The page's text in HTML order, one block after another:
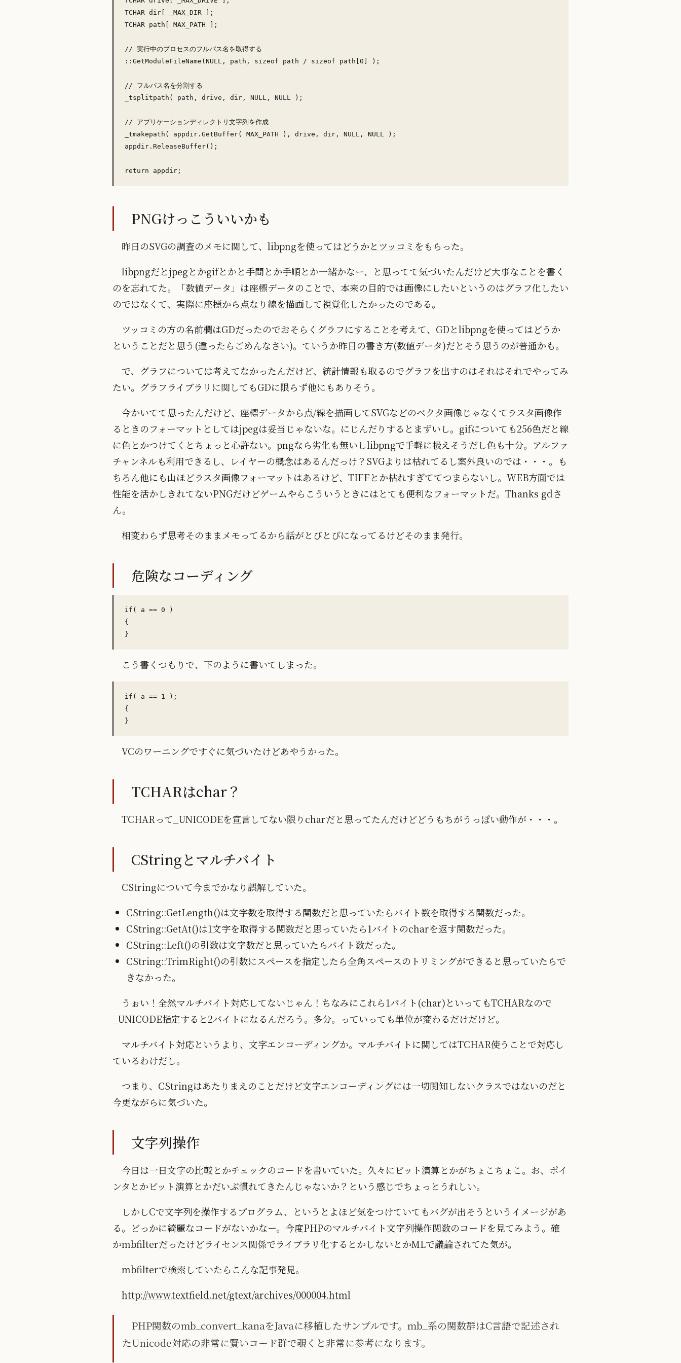
TCHAR dir[ _MAX_DIR ];
TCHAR path[ MAX_PATH ];
// 実行中のプロセスのフルパス名を取得する
::GetModuleFileName(NULL, path, sizeof path / sizeof path[0] );
// フルパス名を分割する
_tsplitpath( path, drive, dir, NULL, NULL );
// アプリケーションディレクトリ文字列を作成
_tmakepath( appdir.GetBuffer( MAX_PATH ), drive, dir, NULL, NULL );
appdir.ReleaseBuffer();
PNGけっこういいかも
昨日のSVGの調査のメモに関して、 libpngを使ってはどうかとツッコミ をもらった。
libpngだとjpegとかgifとかと手間とか手順とか一緒かなー、と思ってて気づいたんだけど大事なことを書く
のを忘れてた。「数値データ」は座標データのことで、本来の目的では画像にしたいというのはグラフ化したい
のではなくて、実際に座標から点なり線を描画して視覚化したかったのである。
ツッコミの方の名前欄はGDだったのでおそらくグラフにすることを考えて、GDとlibpngを使ってはどうか
ということだと思う(違ったらごめんなさい)。ていうか昨日の書き方(数値データ)だとそう思うのが普通かも。
で、グラフについては考えてなかったんだけど、統計情報も取るのでグラフを出すのはそれはそれでやってみ
たい。グラフライブラリに関してもGDに限らず他にもありそう。
今かいてて思ったんだけど、座標データから点/線を描画してSVGなどのベクタ画像じゃなくてラスタ画像作
るときのフォーマットとしてはjpegは妥当じゃないな。にじんだりするとまずいし。gifについても256色だと線
に色とかつけてくとちょっと心許ない。pngなら劣化も無いしlibpngで手軽に扱えそうだし色も十分。アルファ
チャンネルも利用できるし、レイヤーの概念はあるんだっけ？SVGよりは枯れてるし案外良いのでは・・・。も
ちろん他にも山ほどラスタ画像フォーマットはあるけど、TIFFとか枯れすぎててつまらないし。WEB方面では
性能を活かしきれてないPNGだけどゲームやらこういうときにはとても便利なフォーマットだ。Thanks gdさ
ん。
相変わらず思考そのままメモってるから話がとびとびになってるけどそのまま発行。
危険なコーディング
if( a == 0 )
{
こう書くつもりで、下のように書いてしまった。
if( a == 1 );
{
VCのワーニングですぐに気づいたけどあやうかった。
TCHARはchar？
TCHARって_UNICODEを宣言してない限りcharだと思ってたんだけどどうもちがうっぽい動作が・・・。
CStringとマルチバイト
CStringについて今までかなり誤解していた。
CString::GetLength()は文字数を取得する関数だと思っていたらバイト数を取得する関数だった。
CString::GetAt()は1文字を取得する関数だと思っていたら1バイトのcharを返す関数だった。
CString::Left()の引数は文字数だと思っていたらバイト数だった。
CString::TrimRight()の引数にスペースを指定したら全角スペースのトリミングができると思っていたらで
きなかった。
うぉい！全然マルチバイト対応してないじゃん！ちなみにこれら1バイト(char)といってもTCHARなので
_UNICODE指定すると2バイトになるんだろう。多分。っていっても単位が変わるだけだけど。
マルチバイト対応というより、文字エンコーディングか。マルチバイトに関してはTCHAR使うことで対応し
ているわけだし。
つまり、CStringはあたりまえのことだけど文字エンコーディングには一切関知しないクラスではないのだと
今更ながらに気づいた。
文字列操作
今日は一日文字の比較とかチェックのコードを書いていた。久々にビット演算とかがちょこちょこ。お、ポイ
ンタとかビット演算とかだいぶ慣れてきたんじゃないか？という感じでちょっとうれしい。
しかしCで文字列を操作するプログラム、というとよほど気をつけていてもバグが出そうというイメージがあ
る。どっかに綺麗なコードがないかなー。今度PHPのマルチバイト文字列操作関数のコードを見てみよう。確
かmbfilterだったけどライセンス関係でライブラリ化するとかしないとかMLで議論されてた気が。
mbfilterで検索していたらこんな記事発見。
http://www.textfield.net/gtext/archives/000004.html
PHP関数のmb_convert_kanaをJavaに移植したサンプルです。mb_系の関数群はC言語で記述され
たUnicode対応の非常に賢いコード群で覗くと非常に参考になります。